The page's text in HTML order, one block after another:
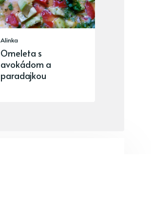
Alinka
Omeleta s
avokádom a
paradajkou